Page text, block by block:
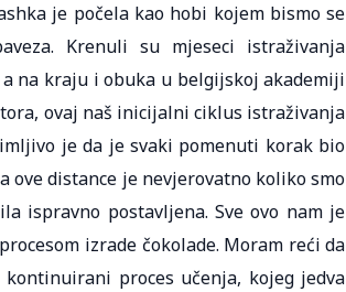
je počela kao hobi kojem bismo se
Krenuli su mjeseci istraživanja
na kraju i obuka u belgijskoj akademiji
ovaj naš inicijalni ciklus istraživanja
je da je svaki pomenuti korak bio
ove distance je nevjerovatno koliko smo
ispravno postavljena. Sve ovo nam je
izrade čokolade. Moram reći da
proces učenja, kojeg jedva